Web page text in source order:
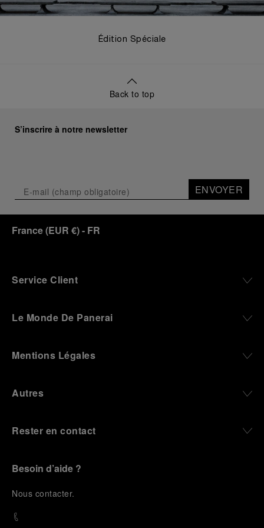
Édition Spéciale
Back to top
S’inscrire à notre newsletter
ENVOYER
France(EUR €)- FR
Service Client
Le Monde De Panerai
Mentions Légales
Autres
Rester en contact
Besoin d’aide ?
Nous contacter.